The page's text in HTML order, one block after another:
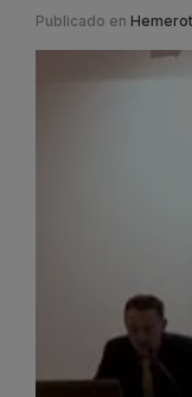
Publicado en